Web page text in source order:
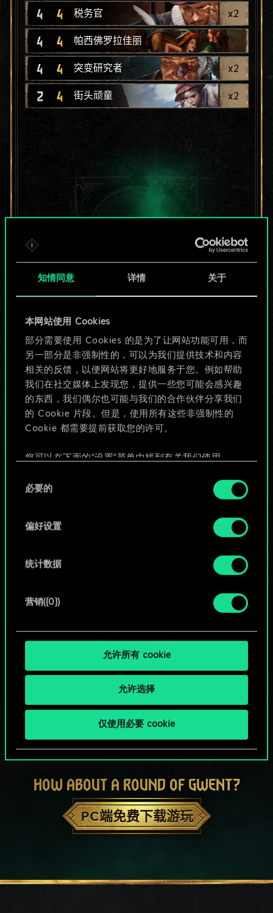
知情同意 详情 关于
本网站使用 Cookies
部分需要使用 Cookies 的是为了让网站功能可用，而
另一部分是非强制性的，可以为我们提供技术和内容
相关的反馈，以便网站将更好地服务于您。例如帮助
我们在社交媒体上发现您，提供一些您可能会感兴趣
的东西，我们偶尔也可能与我们的合作伙伴分享我们
的 Cookie 片段。但是，使用所有这些非强制性的
Cookie 都需要提前获取您的许可。
您可以在下面的"设置"菜单中找到有关我们使用
好。一旦您了解了其中的内容并准备好继续，请点
必要的
偏好设置
统计数据
营销({0})
允许所有 cookie
允许选择
仅使用必要 cookie
4 4 税务官 x2
4 4 帕西佛罗拉佳丽
4 4 突变研究者 x2
2 4 街头顽童 x2
目前只是分享了一套
牌，但能做的不止这
些！
给牌组命名并撰写攻略
HOW ABOUT A ROUND OF GWENT?
PC端免费下载游玩